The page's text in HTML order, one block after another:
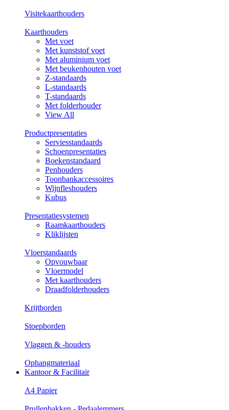
Visitekaarthouders
Kaarthouders
Met voet
Met kunststof voet
Met aluminium voet
Met beukenhouten voet
Z-standaards
L-standaards
T-standaards
Met folderhouder
View All
Productpresentaties
Serviesstandaards
Schoenpresentaties
Boekenstandaard
Penhouders
Toonbankaccessoires
Wijnfleshouders
Kubus
Presentatiesystemen
Raamkaarthouders
Kliklijsten
Vloerstandaards
Opvouwbaar
Vloermodel
Met kaarthouders
Draadfolderhouders
Krijtborden
Stoepborden
Vlaggen & -houders
Ophangmateriaal
Kantoor & Facilitair
A4 Papier